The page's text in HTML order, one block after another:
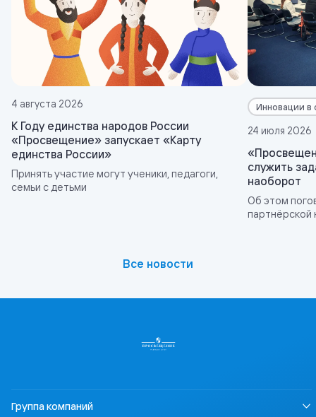
4 августа 2026
К Году единства народов России
«Просвещение» запускает «Карту
единства России»
Принять участие могут ученики, педагоги,
семьи с детьми
Инновации в
24 июля 2026
служить
наоборот
Об этом
Все новости
Группа компаний